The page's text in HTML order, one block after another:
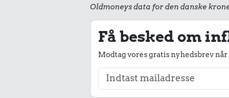
Oldmoneys data for den danske
Få besked om
Modtag vores gratis nyhedsbrev